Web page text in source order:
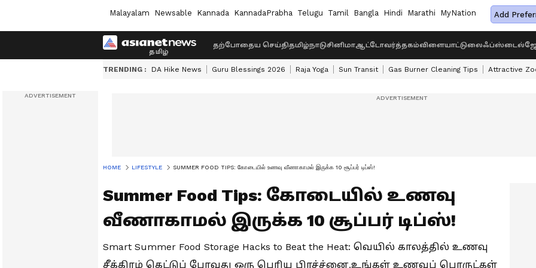
Malayalam Newsable Kannada KannadaPrabha Telugu Tamil Bangla Hindi Marathi MyNation Add
தற்போதைய செய்திதமிழ்நாடுசினிமாஆட்டோவர்த்தகம்விளையாட்டுலைஃப்ஸ்டைல்
TRENDING : DA Hike News Guru Blessings 2026 Raja Yoga Sun Transit Gas Burner Cleaning Tips Attractive
HOME LIFESTYLE SUMMER FOOD TIPS: கோடையில் உணவு வீணாகாமல் இருக்க 10 சூப்பர் டிப்ஸ்!
Summer Food Tips: கோடையில் உணவு
வீணாகாமல் இருக்க 10 சூப்பர் டிப்ஸ்!
Smart Summer Food Storage Hacks to Beat the Heat: வெயில் காலத்தில் உணவு
சீக்கிரம் கெட்டுப் போவது ஒரு பெரிய பிரச்ச்னை.உங்கள் உணவுப் பொருட்கள்